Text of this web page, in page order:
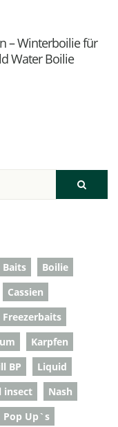
– Winterboilie für
Water Boilie
Baits
Boilie
Cassien
Freezerbaits
Karpfen
BP
Liquid
insect
Nash
Pop Up`s